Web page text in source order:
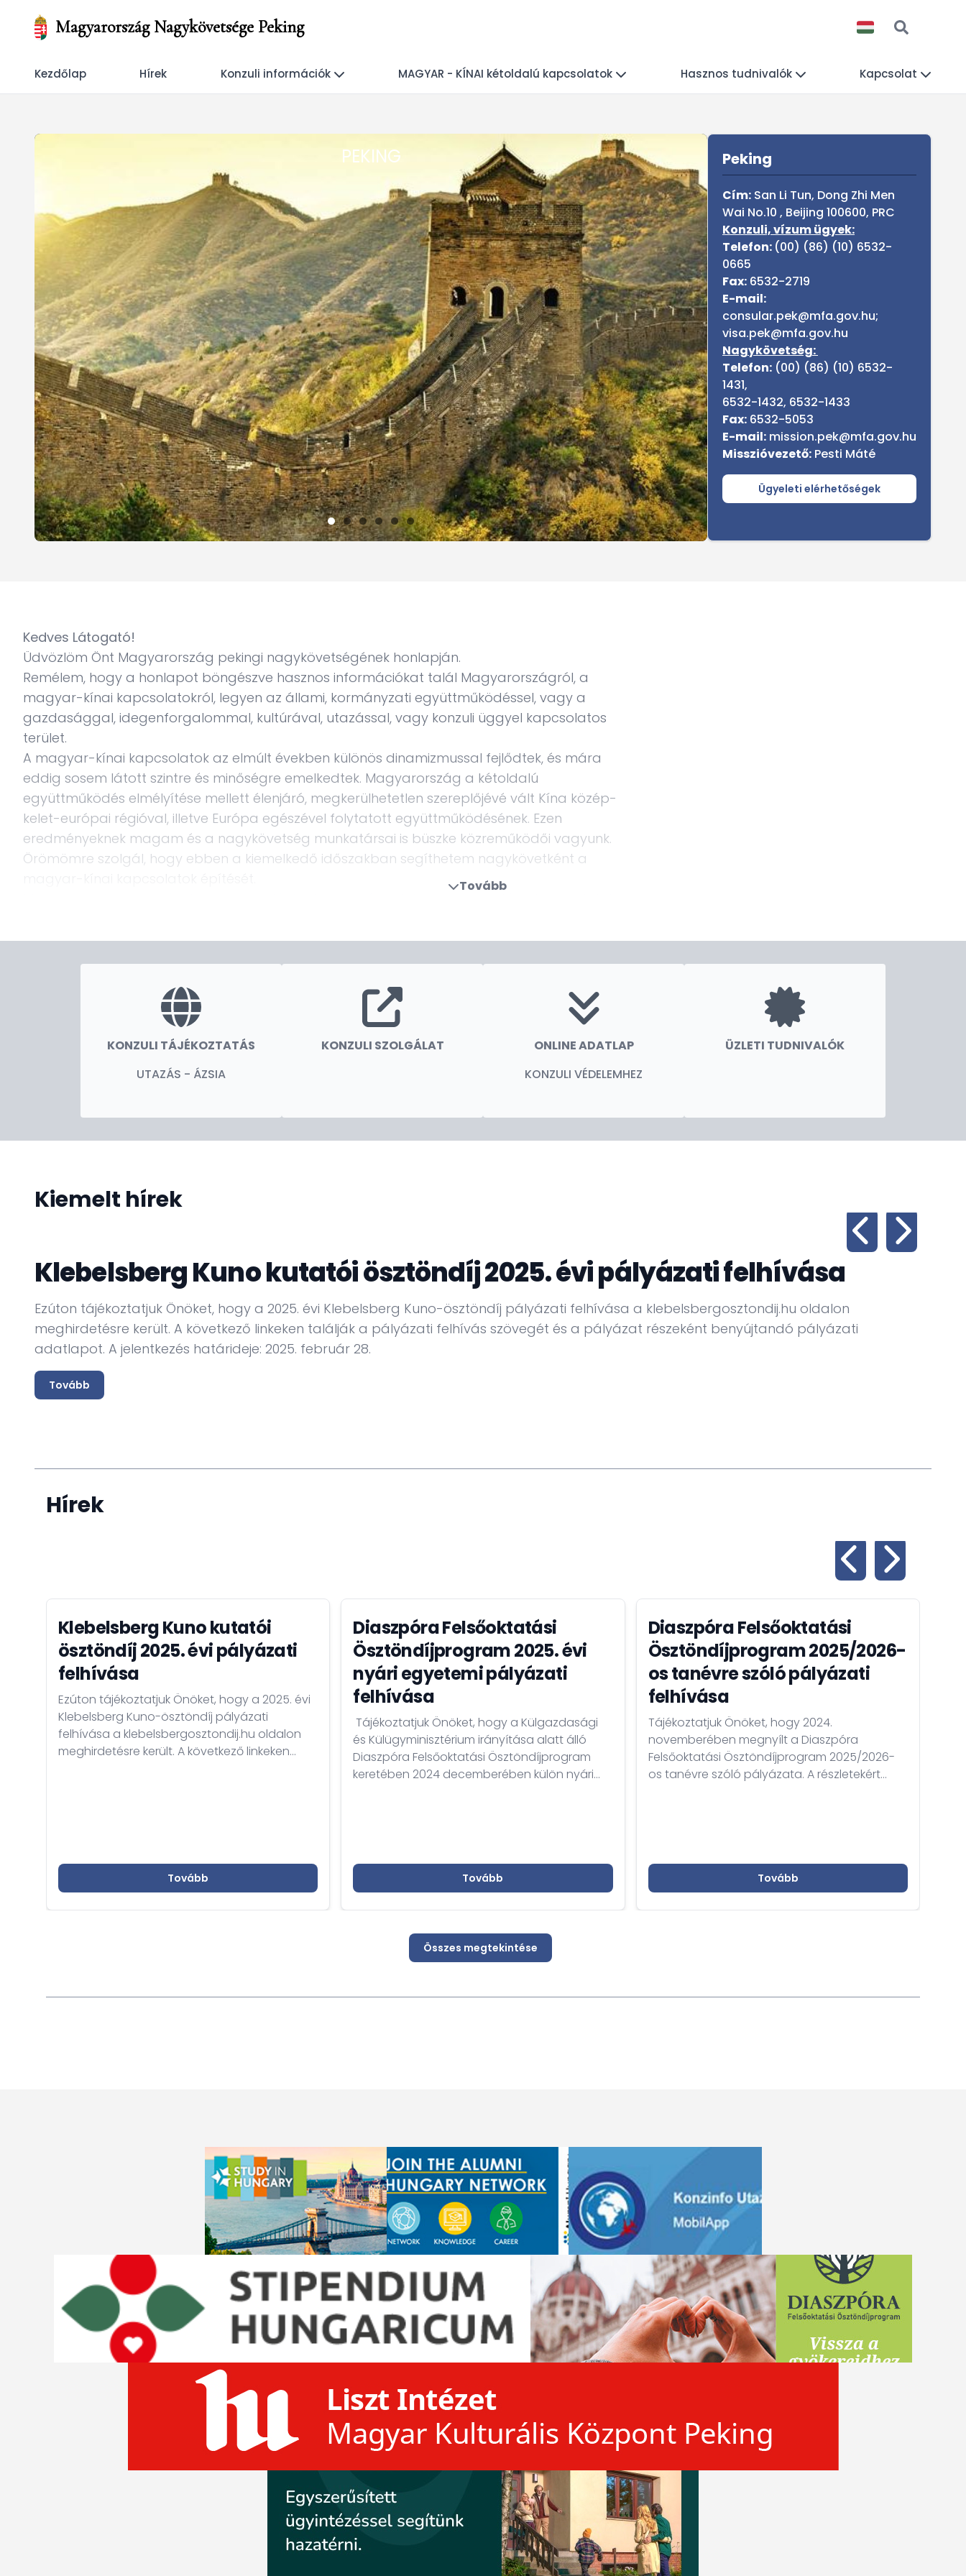
Magyarország Nagykövetsége Peking
Kezdőlap Hírek Konzuli információk MAGYAR - KÍNAI kétoldalú kapcsolatok Hasznos tudnivalók Kapcsolat
PEKING
Sidebar
Peking
Cím: San Li Tun, Dong Zhi Men
Wai No.10 , Beijing 100600, PRC
Konzuli, vízum ügyek:
Telefon: (00) (86) (10) 6532-
0665
Fax: 6532-2719
E-mail:
consular.pek@mfa.gov.hu;
visa.pek@mfa.gov.hu
Nagykövetség:
Telefon: (00) (86) (10) 6532-
1431,
6532-1432, 6532-1433
Fax: 6532-5053
E-mail: mission.pek@mfa.gov.hu
Misszióvezető: Pesti Máté
Ügyeleti elérhetőségek
Kedves Látogató!
Üdvözlöm Önt Magyarország pekingi nagykövetségének honlapján.
Remélem, hogy a honlapot böngészve hasznos információkat talál Magyarországról, a
magyar-kínai kapcsolatokról, legyen az állami, kormányzati együttműködéssel, vagy a
gazdasággal, idegenforgalommal, kultúrával, utazással, vagy konzuli üggyel kapcsolatos
terület.
A magyar-kínai kapcsolatok az elmúlt években különös dinamizmussal fejlődtek, és mára
eddig sosem látott szintre és minőségre emelkedtek. Magyarország a kétoldalú
együttműködés elmélyítése mellett élenjáró, megkerülhetetlen szereplőjévé vált Kína közép-
kelet-európai régióval, illetve Európa egészével folytatott együttműködésének. Ezen
eredményeknek magam és a nagykövetség munkatársai is büszke közreműködői vagyunk.
Örömömre szolgál, hogy ebben a kiemelkedő időszakban segíthetem nagykövetként a
honlapunk is nélkülözhetetlen szerepet játszik.
A honlap elkészítésekor arra törekedtünk, hogy mind a magyar állampolgároknak, mind a
kérdéseik megválaszolásában.
Tovább
KONZULI TÁJÉKOZTATÁS
UTAZÁS - ÁZSIA
KONZULI SZOLGÁLAT
ONLINE ADATLAP
KONZULI VÉDELEMHEZ
ÜZLETI TUDNIVALÓK
Kiemelt hírek
Klebelsberg Kuno kutatói ösztöndíj 2025. évi pályázati felhívása
Ezúton tájékoztatjuk Önöket, hogy a 2025. évi Klebelsberg Kuno-ösztöndíj pályázati felhívása a klebelsbergosztondij.hu oldalon
meghirdetésre került. A következő linkeken találják a pályázati felhívás szövegét és a pályázat részeként benyújtandó pályázati
adatlapot. A jelentkezés határideje: 2025. február 28.
Tovább
Hírek
Klebelsberg Kuno kutatói
ösztöndíj 2025. évi pályázati
felhívása
Ezúton tájékoztatjuk Önöket, hogy a 2025. évi
Klebelsberg Kuno-ösztöndíj pályázati
felhívása a klebelsbergosztondij.hu oldalon
meghirdetésre került. A következő linkeken
Tovább
Diaszpóra Felsőoktatási
Ösztöndíjprogram 2025. évi
nyári egyetemi pályázati
felhívása
​ Tájékoztatjuk Önöket, hogy a Külgazdasági
és Külügyminisztérium irányítása alatt álló
Diaszpóra Felsőoktatási Ösztöndíjprogram
keretében 2024 decemberében külön nyári
Egyetem pályázati időszaka 2025. február 28-
Tovább
Diaszpóra Felsőoktatási
Ösztöndíjprogram 2025/2026-
os tanévre szóló pályázati
felhívása
Tájékoztatjuk Önöket, hogy 2024.
novemberében megnyílt a Diaszpóra
Felsőoktatási Ösztöndíjprogram 2025/2026-
os tanévre szóló pályázata. A részletekért
Tovább
Összes megtekintése